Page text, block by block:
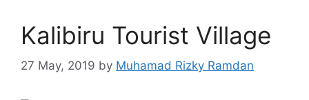
Kalibiru Tourist Village
27 May, 2019 by Muhamad Rizky Ramdan